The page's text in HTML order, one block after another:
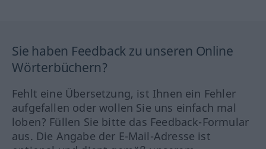
Sie haben Feedback zu unseren Online
Wörterbüchern?
Fehlt eine Übersetzung, ist Ihnen ein Fehler
aufgefallen oder wollen Sie uns einfach mal
loben? Füllen Sie bitte das Feedback-Formular
aus. Die Angabe der E-Mail-Adresse ist